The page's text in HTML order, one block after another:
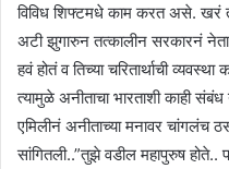
विविध शिफ्टमधे काम करत असे. खरं तर
अटी झुगारुन तत्कालीन सरकारनं
हवं होतं व तिच्या चरितार्थाची
त्यामुळे अनीताचा भारताशी काही
एमिलीनं अनीताच्या मनावर चांगलंच
सांगितली..”तुझे वडील महापुरुष होते..